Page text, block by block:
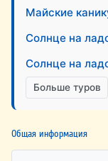
Майские
Солнце на
Солнце на
Больше туров
Общая информация